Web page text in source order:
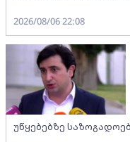
2026/08/06 22:08
უწყებებზე